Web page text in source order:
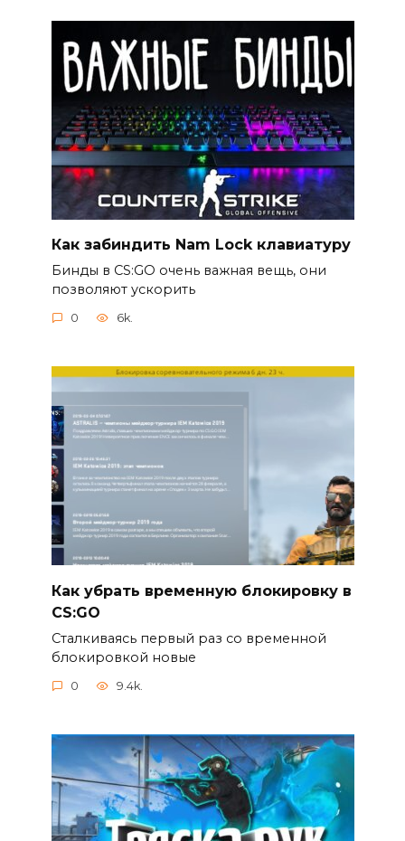
Как забиндить Nam Lock клавиатуру
Бинды в CS:GO очень важная вещь, они
позволяют ускорить
0 6k.
Как убрать временную блокировку в
CS:GO
Сталкиваясь первый раз со временной
блокировкой новые
0 9.4k.